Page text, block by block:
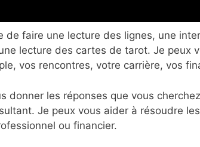
faire une lecture des lignes, une
lecture des cartes de tarot. Je peux
vos rencontres, votre carrière, vos
donner les réponses que vous
Je peux vous aider à résoudre
ou financier.